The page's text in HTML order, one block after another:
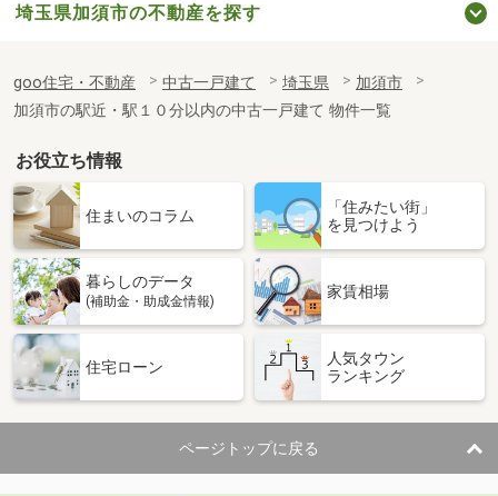
埼玉県加須市の不動産を探す
goo住宅・不動産 中古一戸建て 埼玉県
加須市
加須市の駅近・駅１０分以内の中古一戸建て 物件一覧
お役立ち情報
住まいのコラム
「住みたい街」
を見つけよう
暮らしのデータ
(補助金・助成金情報)
家賃相場
住宅ローン
人気タウン
ランキング
ページトップに戻る